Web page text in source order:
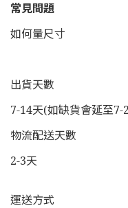
常見問題
如何量尺寸
出貨天數
7-14天(如缺貨會延至7-
物流配送天數
2-3天
運送方式